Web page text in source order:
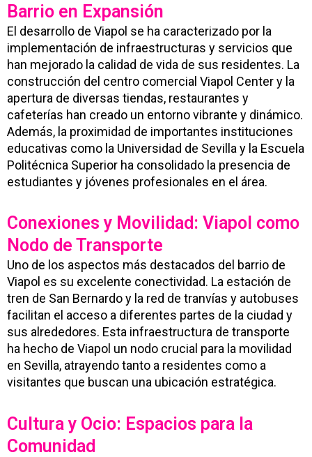
Barrio en Expansión
El desarrollo de Viapol se ha caracterizado por la
implementación de infraestructuras y servicios que
han mejorado la calidad de vida de sus residentes. La
construcción del centro comercial Viapol Center y la
apertura de diversas tiendas, restaurantes y
cafeterías han creado un entorno vibrante y dinámico.
Además, la proximidad de importantes instituciones
educativas como la Universidad de Sevilla y la Escuela
Politécnica Superior ha consolidado la presencia de
estudiantes y jóvenes profesionales en el área.
Conexiones y Movilidad: Viapol como
Nodo de Transporte
Uno de los aspectos más destacados del barrio de
Viapol es su excelente conectividad. La estación de
tren de San Bernardo y la red de tranvías y autobuses
facilitan el acceso a diferentes partes de la ciudad y
sus alrededores. Esta infraestructura de transporte
ha hecho de Viapol un nodo crucial para la movilidad
en Sevilla, atrayendo tanto a residentes como a
visitantes que buscan una ubicación estratégica.
Cultura y Ocio: Espacios para la
Comunidad